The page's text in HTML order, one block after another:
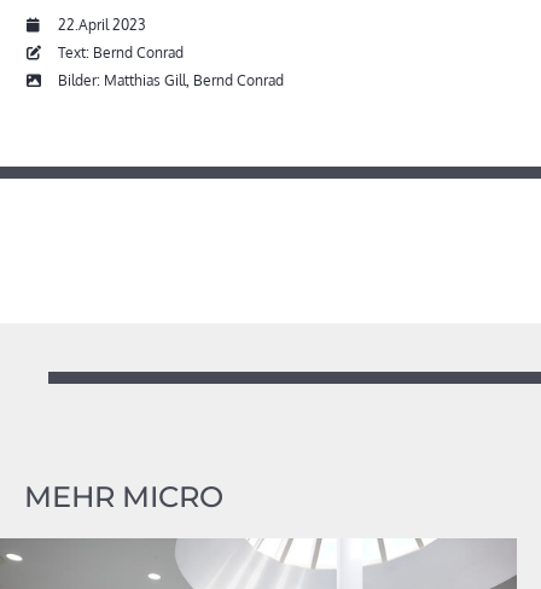
22.April 2023
Text: Bernd Conrad
Bilder: Matthias Gill, Bernd Conrad
MEHR MICRO